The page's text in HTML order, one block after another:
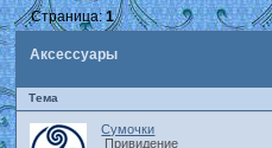
Аксессуары
Страница:1
Тема
Сумочки
Привидение